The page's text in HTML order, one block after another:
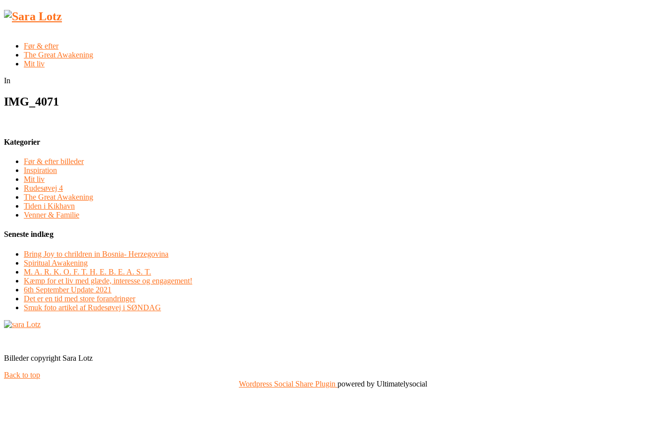
Før & efter
The Great Awakening
Mit liv
In
IMG_4071
Kategorier
Før & efter billeder
Inspiration
Mit liv
Rudesøvej 4
The Great Awakening
Tiden i Kikhavn
Venner & Familie
Seneste indlæg
Bring Joy to chrildren in Bosnia- Herzegovina
Spiritual Awakening
M. A. R. K. O. F. T. H. E. B. E. A. S. T.
Kæmp for et liv med glæde, interesse og engagement!
6th September Update 2021
Det er en tid med store forandringer
Smuk foto artikel af Rudesøvej i SØNDAG
Billeder copyright Sara Lotz
Back to top
Wordpress Social Share Plugin powered by Ultimatelysocial